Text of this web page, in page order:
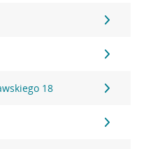
18